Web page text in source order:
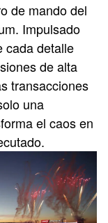
de mando del
Impulsado
cada detalle
de alta
transacciones
una
el caos en